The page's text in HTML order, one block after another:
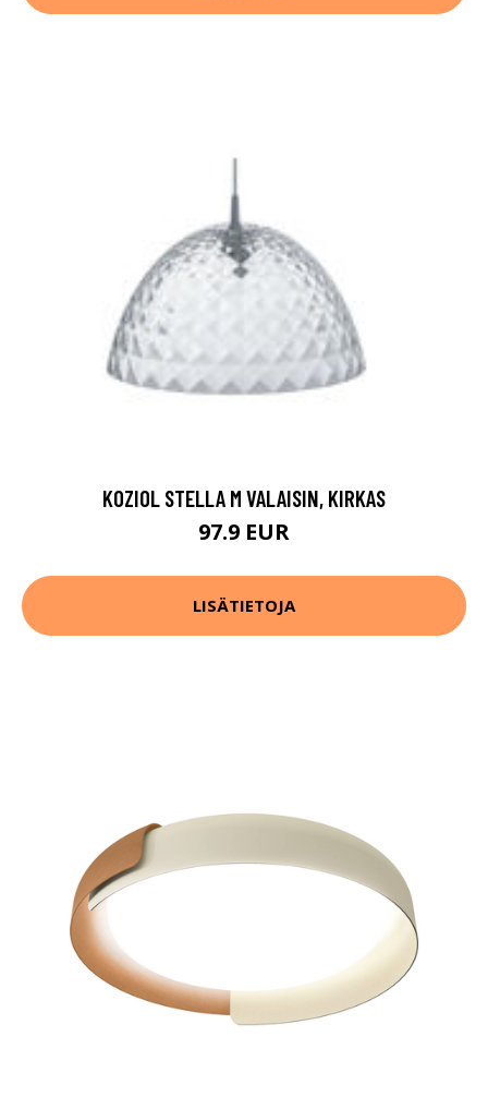
KOZIOL STELLA M VALAISIN, KIRKAS
97.9 EUR
LISÄTIETOJA